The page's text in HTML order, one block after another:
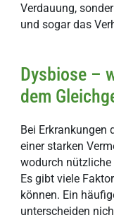
Verdauung,
und sogar das
Dysbiose –
dem
Bei Erkrankungen
einer starken
wodurch
Es gibt viele
können. Ein
unterscheiden